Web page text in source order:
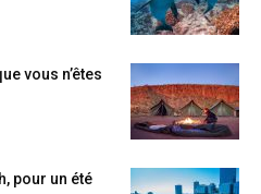
vous n’êtes
pour un été